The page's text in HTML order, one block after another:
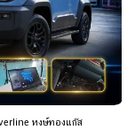
หงษ์ทองแก๊ส